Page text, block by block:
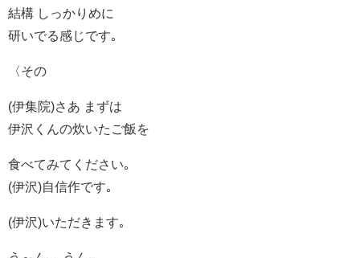
結構 しっかりめに
研いでる感じです｡
〈その
(伊集院)さあ まずは
伊沢くんの炊いたご飯を
食べてみてください｡
(伊沢)自信作です｡
(伊沢)いただきます｡